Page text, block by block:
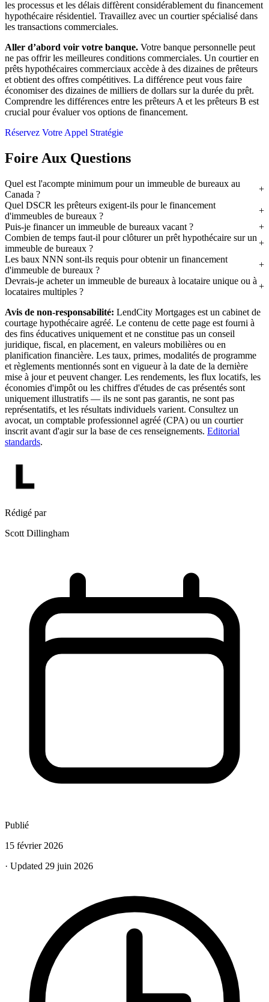
les processus et les délais diffèrent considérablement du financement
hypothécaire résidentiel. Travaillez avec un courtier spécialisé dans
les transactions commerciales.
Aller d’abord voir votre banque. Votre banque personnelle peut
ne pas offrir les meilleures conditions commerciales. Un courtier en
prêts hypothécaires commerciaux accède à des dizaines de prêteurs
et obtient des offres compétitives. La différence peut vous faire
économiser des dizaines de milliers de dollars sur la durée du prêt.
Comprendre les différences entre les prêteurs A et les prêteurs B est
crucial pour évaluer vos options de financement.
Réservez Votre Appel Stratégie
Foire Aux Questions
Quel est l'acompte minimum pour un immeuble de bureaux au
Canada ?
Quel DSCR les prêteurs exigent-ils pour le financement
d'immeubles de bureaux ?
Puis-je financer un immeuble de bureaux vacant ?
Combien de temps faut-il pour clôturer un prêt hypothécaire sur un
immeuble de bureaux ?
Les baux NNN sont-ils requis pour obtenir un financement
d'immeuble de bureaux ?
Devrais-je acheter un immeuble de bureaux à locataire unique ou à
locataires multiples ?
Avis de non-responsabilité: LendCity Mortgages est un cabinet de
courtage hypothécaire agréé. Le contenu de cette page est fourni à
des fins éducatives uniquement et ne constitue pas un conseil
juridique, fiscal, en placement, en valeurs mobilières ou en
planification financière. Les taux, primes, modalités de programme
et règlements mentionnés sont en vigueur à la date de la dernière
mise à jour et peuvent changer. Les rendements, les flux locatifs, les
économies d'impôt ou les chiffres d'études de cas présentés sont
uniquement illustratifs — ils ne sont pas garantis, ne sont pas
représentatifs, et les résultats individuels varient. Consultez un
avocat, un comptable professionnel agréé (CPA) ou un courtier
inscrit avant d'agir sur la base de ces renseignements. Editorial
standards.
Rédigé par
Scott Dillingham
Publié
15 février 2026
· Updated 29 juin 2026